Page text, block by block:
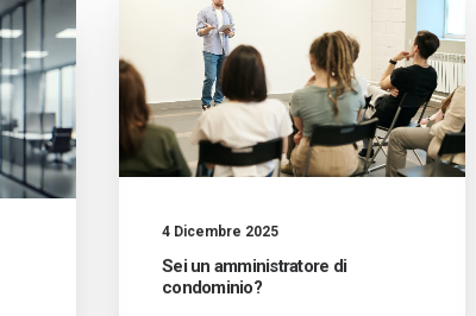
4 Dicembre 2025
Sei un amministratore di
condominio?